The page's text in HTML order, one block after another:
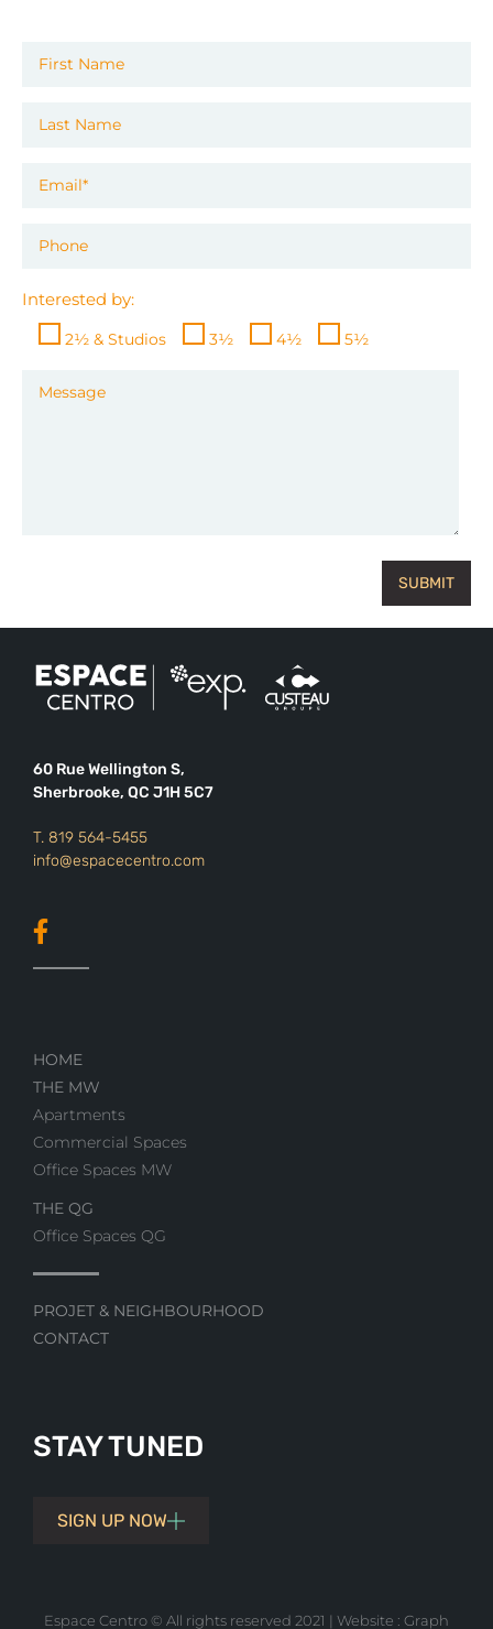
Interested by:
2½ & Studios 3½ 4½ 5½
60 Rue Wellington S,
Sherbrooke, QC J1H 5C7
T. 819 564-5455
info@espacecentro.com
HOME
THE MW
Apartments
Commercial Spaces
Office Spaces MW
THE QG
Office Spaces QG
PROJET & NEIGHBOURHOOD
CONTACT
STAY TUNED
SIGN UP NOW
Espace Centro © All rights reserved 2021 | Website : Graph